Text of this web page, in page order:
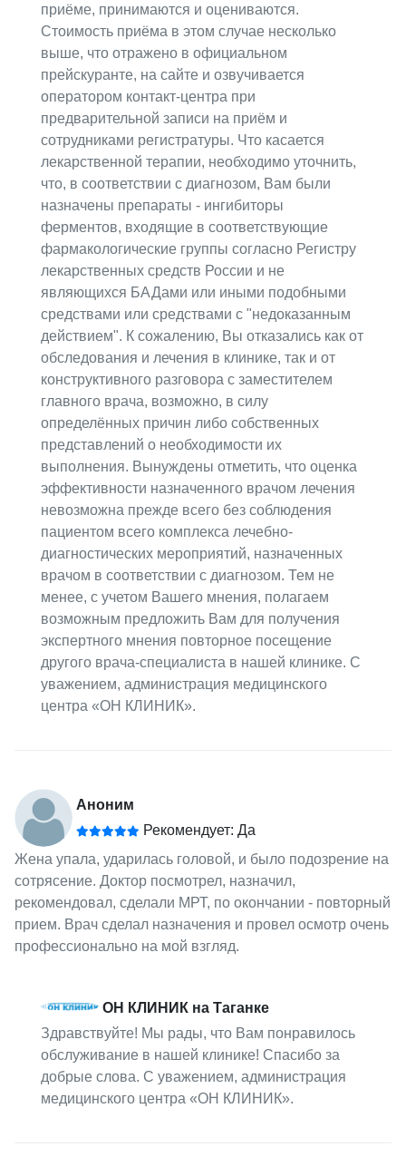
приёме, принимаются и оцениваются.
Стоимость приёма в этом случае несколько
выше, что отражено в официальном
прейскуранте, на сайте и озвучивается
оператором контакт-центра при
предварительной записи на приём и
сотрудниками регистратуры. Что касается
лекарственной терапии, необходимо уточнить,
что, в соответствии с диагнозом, Вам были
назначены препараты - ингибиторы
ферментов, входящие в соответствующие
фармакологические группы согласно Регистру
лекарственных средств России и не
являющихся БАДами или иными подобными
средствами или средствами с "недоказанным
действием". К сожалению, Вы отказались как от
обследования и лечения в клинике, так и от
конструктивного разговора с заместителем
главного врача, возможно, в силу
определённых причин либо собственных
представлений о необходимости их
выполнения. Вынуждены отметить, что оценка
эффективности назначенного врачом лечения
невозможна прежде всего без соблюдения
пациентом всего комплекса лечебно-
диагностических мероприятий, назначенных
врачом в соответствии с диагнозом. Тем не
менее, с учетом Вашего мнения, полагаем
возможным предложить Вам для получения
экспертного мнения повторное посещение
другого врача-специалиста в нашей клинике. С
уважением, администрация медицинского
центра «ОН КЛИНИК».
Аноним
Рекомендует: Да
Жена упала, ударилась головой, и было подозрение на
сотрясение. Доктор посмотрел, назначил,
рекомендовал, сделали МРТ, по окончании - повторный
прием. Врач сделал назначения и провел осмотр очень
профессионально на мой взгляд.
ОН КЛИНИК на Таганке
Здравствуйте! Мы рады, что Вам понравилось
обслуживание в нашей клинике! Спасибо за
добрые слова. С уважением, администрация
медицинского центра «ОН КЛИНИК».